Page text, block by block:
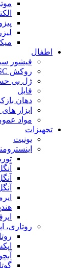
لیزر
اطفال
فیشور
روکش SSC
ژل بی
فایل
دهان
ابزار
مواد
تجهیزات
یونیت
روتاری،